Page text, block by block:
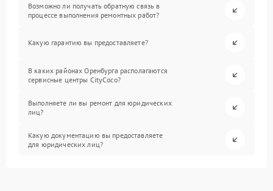
Возможно ли получать обратную связь в
процессе выполнения ремонтных работ?
Какую гарантию вы предоставляете?
В каких районах Оренбурга располагаются
сервисные центры CityCoco?
Выполняете ли вы ремонт для юридических
лиц?
Какую документацию вы предоставляете
для юридических лиц?